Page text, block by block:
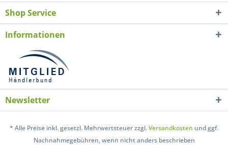
Shop Service
Informationen
Newsletter
* Alle Preise inkl. gesetzl. Mehrwertsteuer zzgl.Versandkosten und ggf.
Nachnahmegebühren, wenn nicht anders beschrieben